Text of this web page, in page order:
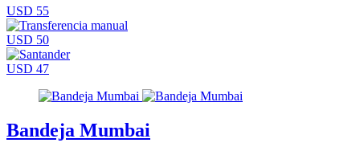
USD 55
USD 50
USD 47
Bandeja Mumbai